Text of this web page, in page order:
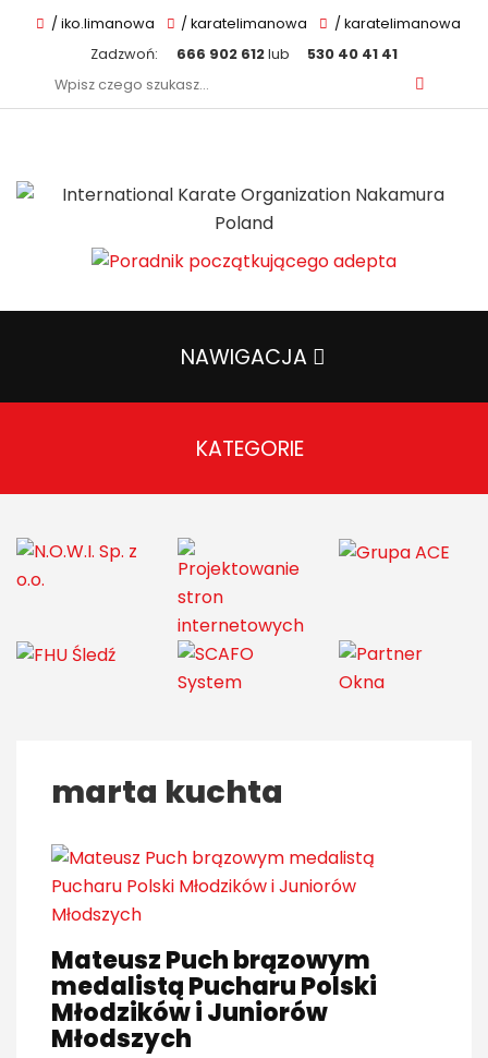
/ iko.limanowa / karatelimanowa
/ karatelimanowa
Zadzwoń:
666 902 612lub
530 40 41 41
Szukaj:
NAWIGACJA
KATEGORIE
marta kuchta
Mateusz Puch brązowym
medalistą Pucharu Polski
Młodzików i Juniorów
Młodszych